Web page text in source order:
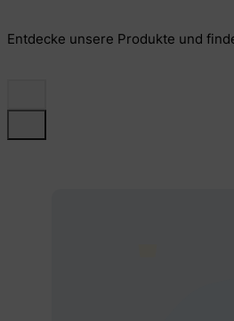
Entdecke unsere Produkte und